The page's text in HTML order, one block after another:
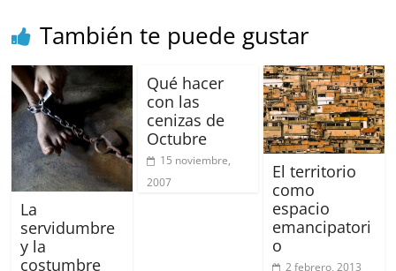
k
También te puede gustar
La
servidumbre
y la
costumbre
Qué hacer
con las
cenizas de
Octubre
15 noviembre,
2007
El territorio
como
espacio
emancipatori
o
2 febrero, 2013